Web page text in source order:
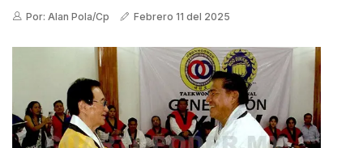
Por: Alan Pola/Cp Febrero 11 del 2025